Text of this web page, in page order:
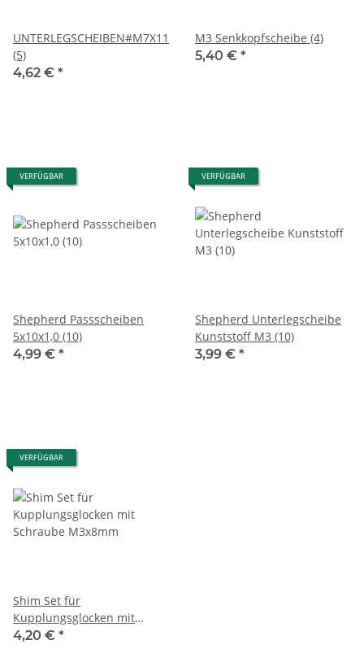
UNTERLEGSCHEIBEN#M7X11X1
(5)
4,62 € *
M3 Senkkopfscheibe (4)
5,40 € *
VERFÜGBAR
Shepherd Passscheiben
5x10x1,0 (10)
4,99 € *
VERFÜGBAR
Shepherd Unterlegscheibe
Kunststoff M3 (10)
3,99 € *
VERFÜGBAR
Shim Set für
Kupplungsglocken mit
Schraube M3x8mm
4,20 € *